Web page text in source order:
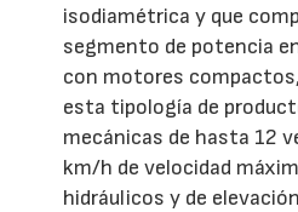
isodiamétrica y que
segmento de potencia
con motores
esta tipología de
mecánicas de hasta 12
km/h de velocidad
hidráulicos y de